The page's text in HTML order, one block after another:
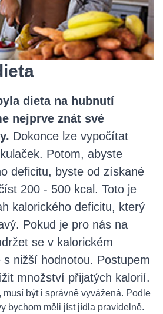
dieta na hubnutí
nejprve znát své
Dokonce lze vypočítat
Potom, abyste
deficitu, byste od získané
200 - 500 kcal. Toto je
kalorického deficitu, který
Pokud je pro nás na
se v kalorickém
nižší hodnotou. Postupem
množství přijatých kalorií.
být i správně vyvážená. Podle
bychom měli jíst jídla pravidelně.